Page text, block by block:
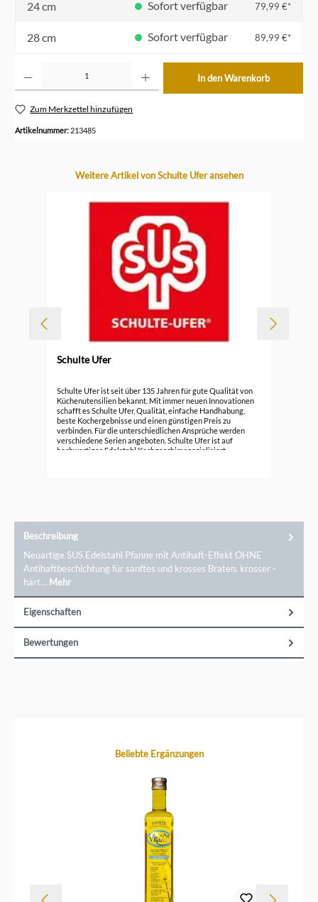
24 cm Sofort verfügbar 79,99 €*
28 cm Sofort verfügbar 89,99 €*
In den Warenkorb
Zum Merkzettel hinzufügen
Artikelnummer: 213485
Produktgalerie überspringen
Weitere Artikel von Schulte Ufer ansehen
Schulte Ufer
Schulte Ufer ist seit über 135 Jahren für gute Qualität von
Küchenutensilien bekannt. Mit immer neuen Innovationen
schafft es Schulte Ufer, Qualität, einfache Handhabung,
beste Kochergebnisse und einen günstigen Preis zu
verbinden. Für die unterschiedlichen Ansprüche werden
verschiedene Serien angeboten. Schulte Ufer ist auf
hochwertiges Edelstahl Kochgeschirr spezialisiert.
Beschreibung
Neuartige SUS Edelstahl Pfanne mit Antihaft-Effekt OHNE
Antihaftbeschichtung für sanftes und krosses Braten. krosser -
härt… Mehr
Eigenschaften
Bewertungen
Produktgalerie überspringenBeliebte Ergänzungen